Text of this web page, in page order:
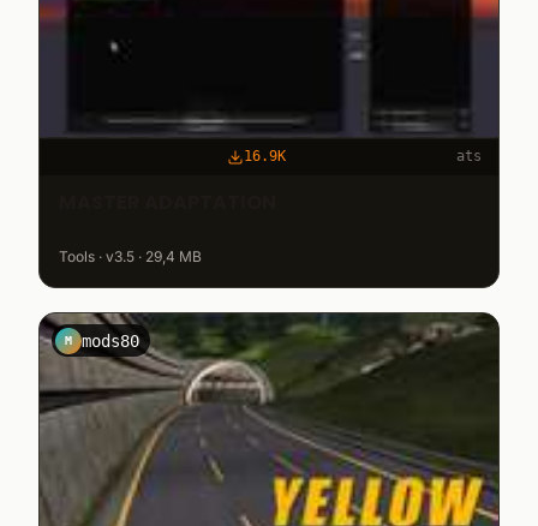
16.9K ats
Tools · v3.5 · 29,4 MB
M mods80